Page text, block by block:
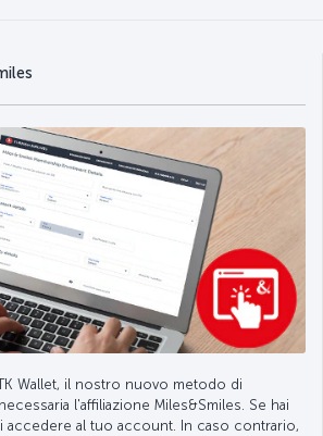
Wallet, il nostro nuovo metodo di
l'affiliazione Miles&Smiles. Se hai
accedere al tuo account. In caso contrario,